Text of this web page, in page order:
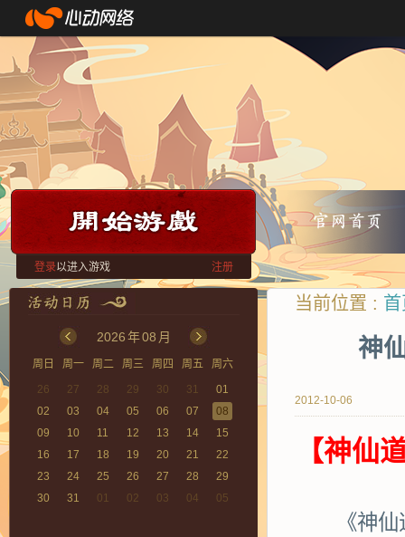
登录以进入游戏 注册
2026年08 月
周日 周一 周二 周三 周四 周五
周六
26
27 28 29 30 31
01
02
03 04 05 06 07
08
09
10 11 12 13 14
15
16
17 18 19 20 21
22
23
24 25 26 27 28
29
30
31 01 02 03 04 05
当前位置 :
神
2012-10-06
【神仙
《神仙道